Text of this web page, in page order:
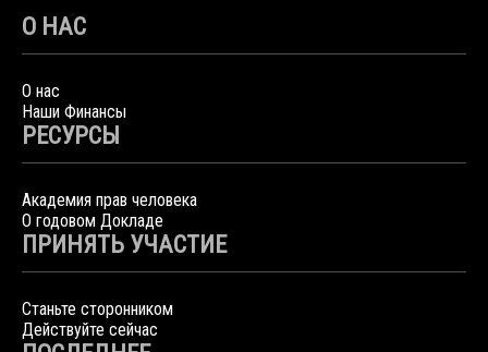
О НАС
О нас
Наши Финансы
РЕСУРСЫ
Академия прав человека
О годовом Докладе
ПРИНЯТЬ УЧАСТИЕ
Станьте сторонником
Действуйте сейчас